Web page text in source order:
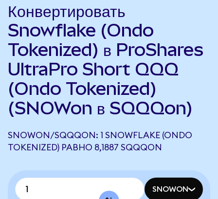
Конвертировать
Snowflake (Ondo
Tokenized) в ProShares
UltraPro Short QQQ
(Ondo Tokenized)
(SNOWon в SQQQon)
SNOWON/SQQQON: 1 SNOWFLAKE (ONDO
TOKENIZED) РАВНО 8,1887 SQQQON
SNOWON